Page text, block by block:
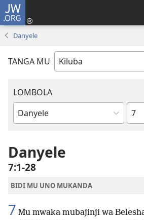
JW.ORG
Danyele
TANGA MU
LOMBOLA
Mukanda
mu
Bible
Danyele
7:1-28
BIDI MU UNO MUKANDA
7 Mu mwaka mubajinji wa